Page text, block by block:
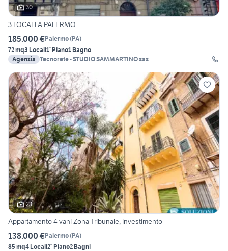
30
3 LOCALI A PALERMO
185.000 €Palermo(PA)
72 mq3 Locali1° Piano1 Bagno
Agenzia Tecnorete - STUDIO SAMMARTINO sas
23
Appartamento 4 vani Zona Tribunale, investimento
138.000 €Palermo(PA)
85 mq4 Locali2° Piano2 Bagni